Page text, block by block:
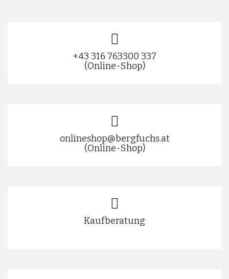
+43 316 763300 337
(Online-Shop)
onlineshop@bergfuchs.at
(Online-Shop)
Kaufberatung